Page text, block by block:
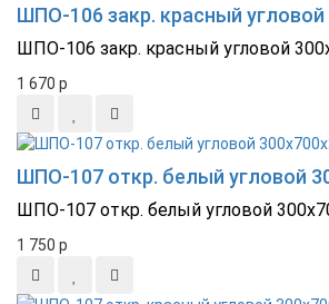
ШПО-106 закр. красный угловой
ШПО-106 закр. красный угловой
1 670 p
ШПО-107 откр. белый угловой
ШПО-107 откр. белый угловой
1 750 p